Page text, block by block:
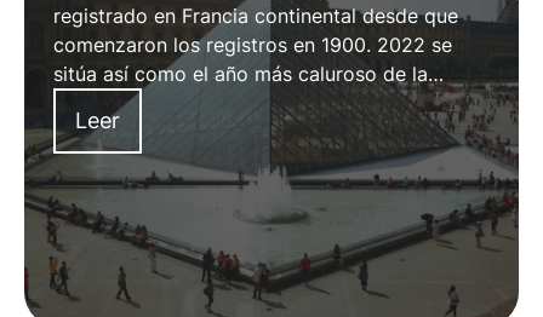
registrado en Francia continental desde que
comenzaron los registros en 1900. 2022 se
sitúa así como el año más caluroso de la
historia, muy por delante de 2020, que
ostentaba el récord hasta ahora.
Leer